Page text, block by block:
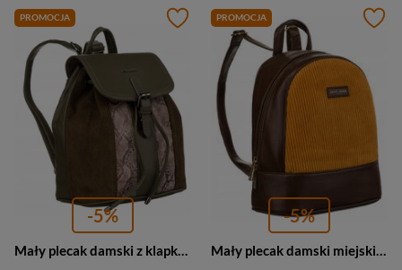
PROMOCJA
-5%
PROMOCJA
-5%